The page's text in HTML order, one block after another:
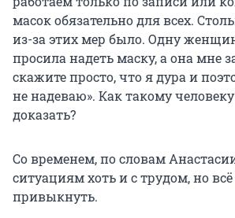
масок обязательно для всех.
из-за этих мер было. Одну
просила надеть маску, а она мне
скажите просто, что я дура и
не надеваю». Как такому
доказать?
Со временем, по словам
ситуациям хоть и с трудом, но
привыкнуть.